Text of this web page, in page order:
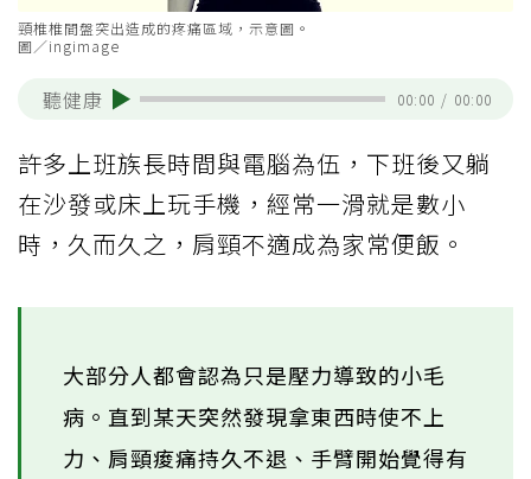
頸椎椎間盤突出造成的疼痛區域，示意圖。
圖／ingimage
聽健康 00:00 / 00:00
許多上班族長時間與電腦為伍，下班後又躺
在沙發或床上玩手機，經常一滑就是數小
時，久而久之，肩頸不適成為家常便飯。
大部分人都會認為只是壓力導致的小毛
病。直到某天突然發現拿東西時使不上
力、肩頸痠痛持久不退、手臂開始覺得有